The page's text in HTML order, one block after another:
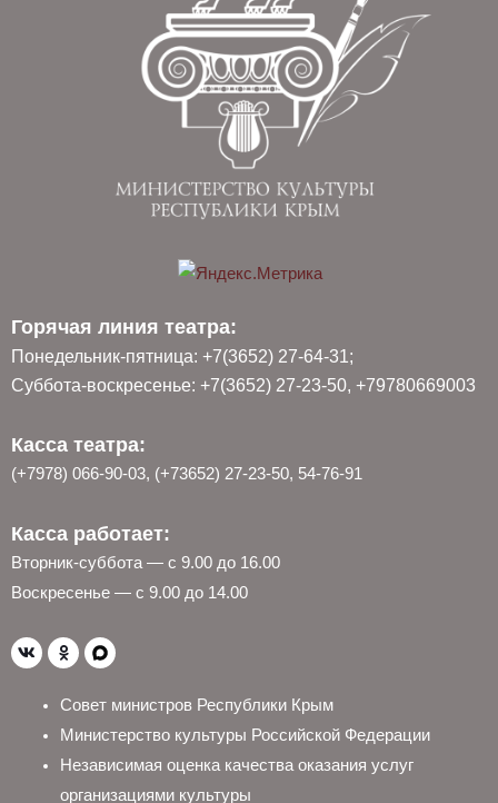
Горячая линия театра:
Понедельник-пятница: +7(3652) 27-64-31;
Суббота-воскресенье: +7(3652) 27-23-50, +79780669003
Касса театра:
(+7978) 066-90-03, (+73652) 27-23-50, 54-76-91
Касса работает:
Вторник-суббота — с 9.00 до 16.00
Воскресенье — с 9.00 до 14.00
Совет министров Республики Крым
Министерство культуры Российской Федерации
Независимая оценка качества оказания услуг
организациями культуры